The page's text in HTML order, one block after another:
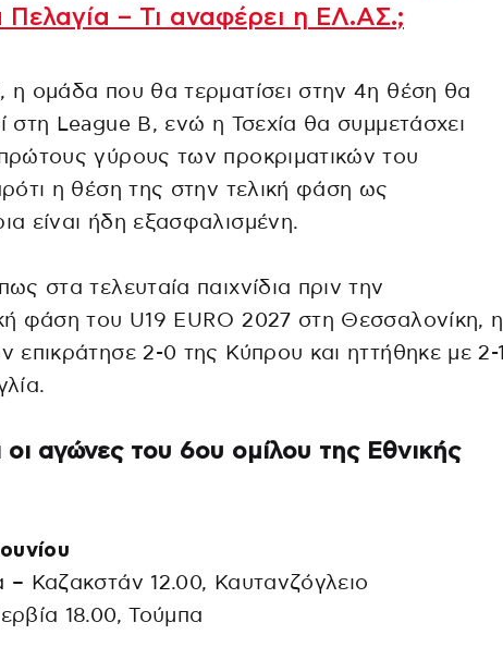
Πελαγία – Τι αναφέρει η ΕΛ.ΑΣ.;
η ομάδα που θα τερματίσει στην 4η θέση θα
στη League B, ενώ η Τσεχία θα συμμετάσχει
γύρους των προκριματικών του
η θέση της στην τελική φάση ως
είναι ήδη εξασφαλισμένη.
στα τελευταία παιχνίδια πριν την
φάση του U19 EURO 2027 στη Θεσσαλονίκη, η
επικράτησε 2-0 της Κύπρου και ηττήθηκε με 2-1
οι αγώνες του 6ου ομίλου της Εθνικής
– Καζακστάν 12.00, Καυτανζόγλειο
18.00, Τούμπα